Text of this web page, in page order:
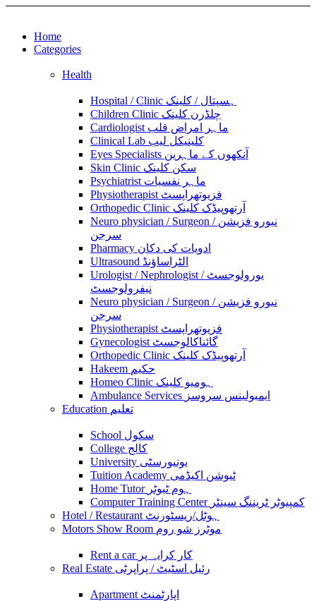
Home
Categories
Health
Hospital / Clinic ہسپتال / کلینک
Children Clinic چلڈرن کلینک
Cardiologist ماہر امراض قلب
Clinical Lab کلینیکل لیب
Eyes Specialists آنکھوں کے ماہرین
Skin Clinic سکن کلینک
Psychiatrist ماہر نفسیات
Physiotherapist فزیوتھراپسٹ
Orthopedic Clinic آرتھوپیڈک کلینک
Neuro physician / Surgeon نیورو فزیشن /
سرجن
Pharmacy ادویات کی دکان
Ultrasound الٹراساؤنڈ
Urologist / Nephrologist یورولوجسٹ /
نیفرولوجسٹ
Neuro physician / Surgeon نیورو فزیشن /
سرجن
Physiotherapist فزیوتھراپسٹ
Gynecologist گائناکالوجسٹ
Orthopedic Clinic آرتھوپیڈک کلینک
Hakeem حکیم
Homeo Clinic ہومیو کلینک
Ambulance Services ایمبولینس سروسز
Education تعلیم
School سکول
College کالج
University یونیورسٹی
Tuition Academy ٹیوشن اکیڈمی
Home Tutor ہوم ٹیوٹر
Computer Training Center کمپیوٹر ٹریننگ سینٹر
Hotel / Restaurant ہوٹل/ریسٹورنٹ
Motors Show Room موٹرز شو روم
Rent a car کار کرایہ پر
Real Estate رئیل اسٹیٹ / پراپرٹی
Apartment اپارٹمنٹ